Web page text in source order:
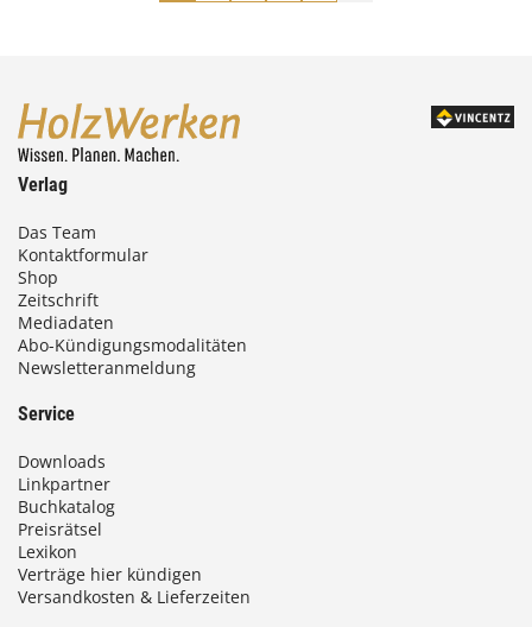
Verlag
Das Team
Kontaktformular
Shop
Zeitschrift
Mediadaten
Abo-Kündigungsmodalitäten
Newsletteranmeldung
Service
Downloads
Linkpartner
Buchkatalog
Preisrätsel
Lexikon
Verträge hier kündigen
Versandkosten & Lieferzeiten